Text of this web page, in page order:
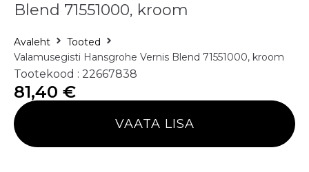
Blend 71551000, kroom
Avaleht
Tooted
Valamusegisti Hansgrohe Vernis Blend 71551000, kroom
Tootekood : 22667838
81,40 €
VAATA LISA